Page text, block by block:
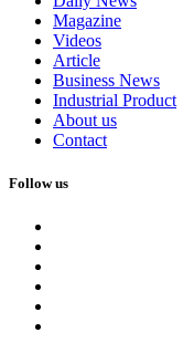
Magazine
Videos
Article
Business News
Industrial Product
About us
Contact
Follow us